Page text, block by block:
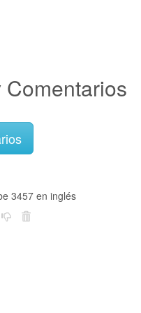
3457 en inglés